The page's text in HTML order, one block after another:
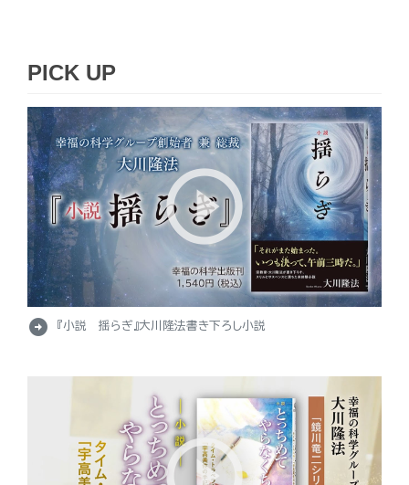
PICK UP
arrow_circle_right 『小説 揺らぎ』大川隆法書き下ろし小説